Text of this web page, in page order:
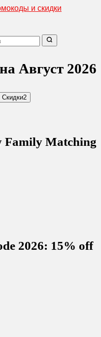
и скидки
Август 2026
Скидки2
Family Matching
2026: 15% off